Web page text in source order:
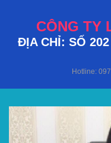
CÔNG TY
ĐỊA CHỈ: SỐ
Hotline: